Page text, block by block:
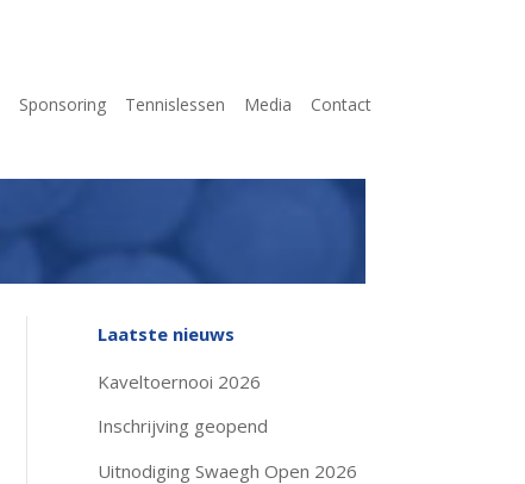
Sponsoring Tennislessen Media Contact
Laatste nieuws
Kaveltoernooi 2026
Inschrijving geopend
Uitnodiging Swaegh Open 2026